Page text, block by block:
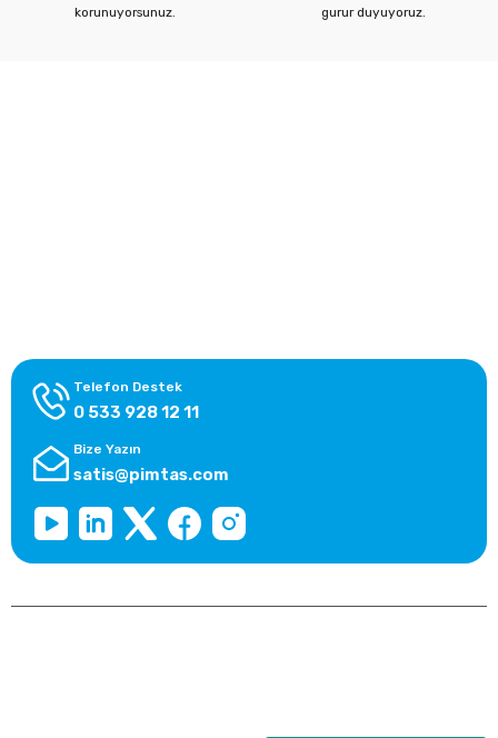
korunuyorsunuz.
gurur duyuyoruz.
Telefon Destek
0 533 928 12 11
Bize Yazın
satis@pimtas.com